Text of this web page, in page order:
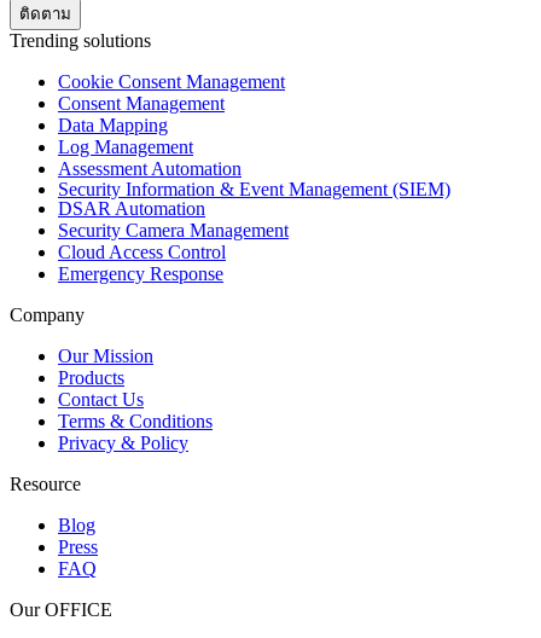
Trending solutions
Cookie Consent Management
Consent Management
Data Mapping
Log Management
Assessment Automation
Security Information & Event Management (SIEM)
DSAR Automation
Security Camera Management
Cloud Access Control
Emergency Response
Company
Our Mission
Products
Contact Us
Terms & Conditions
Privacy & Policy
Resource
Blog
Press
FAQ
Our OFFICE